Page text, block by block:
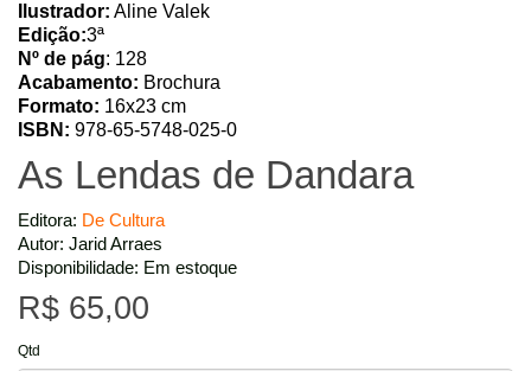
Ilustrador: Aline Valek
Edição:3ª
Nº de pág: 128
Acabamento: Brochura
Formato: 16x23 cm
ISBN: 978-65-5748-025-0
As Lendas de Dandara
Editora: De Cultura
Autor: Jarid Arraes
Disponibilidade: Em estoque
R$ 65,00
Qtd